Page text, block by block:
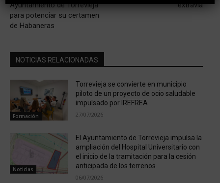
Ayuntamiento de Torrevieja
para potenciar su certamen
de Habaneras
extravía
NOTICIAS RELACIONADAS
Formación
Torrevieja se convierte en municipio
piloto de un proyecto de ocio saludable
impulsado por IREFREA
27/07/2026
Noticias
El Ayuntamiento de Torrevieja impulsa la
ampliación del Hospital Universitario con
el inicio de la tramitación para la cesión
anticipada de los terrenos
06/07/2026